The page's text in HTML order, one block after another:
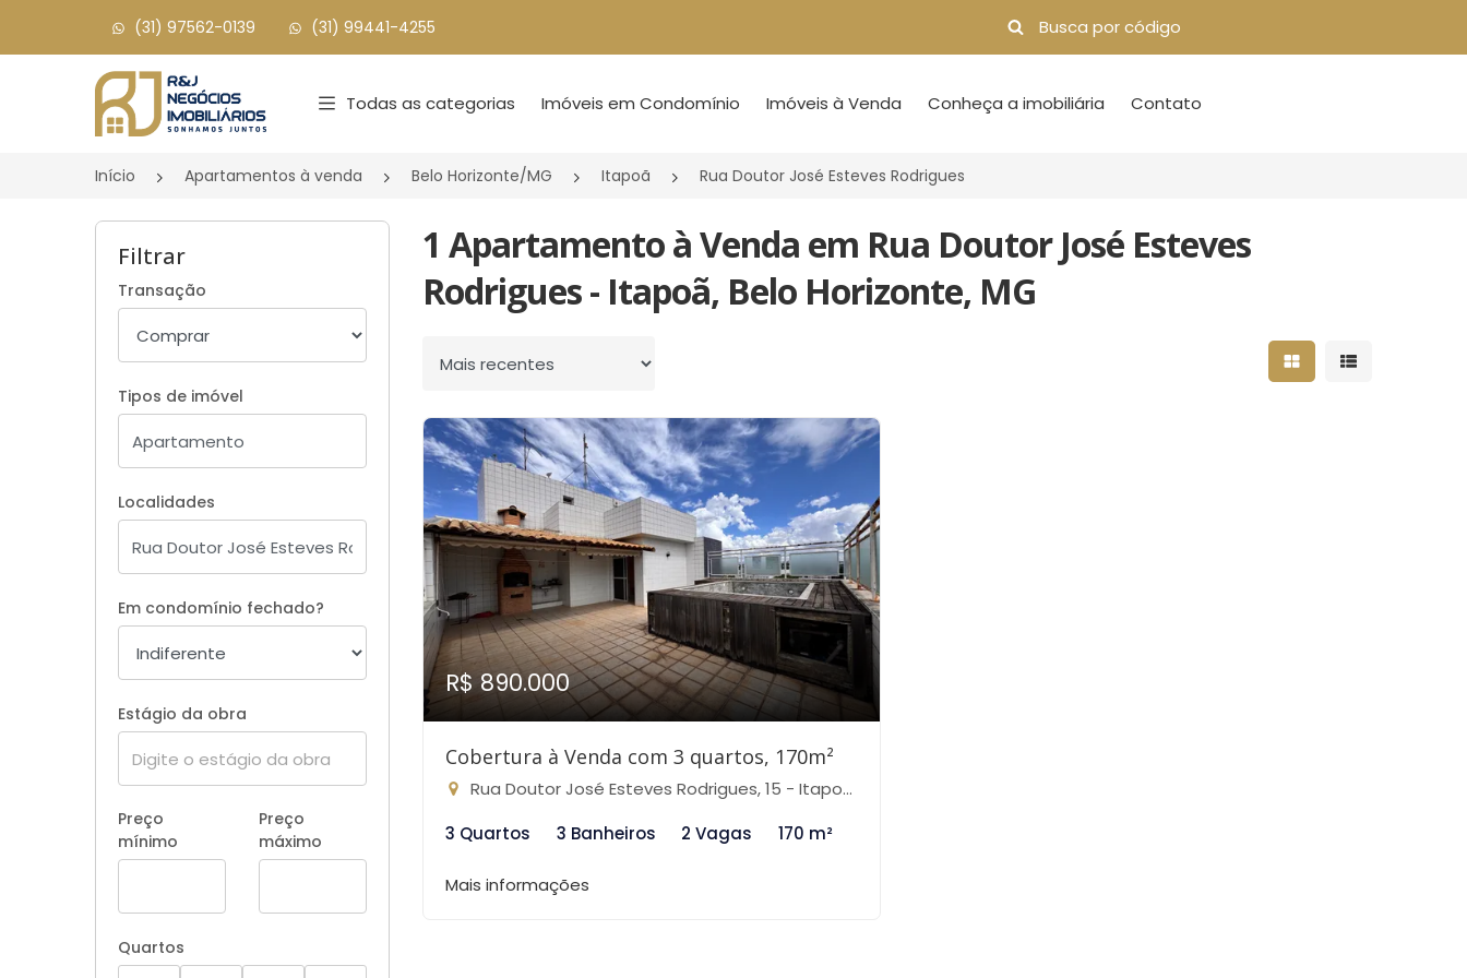
(31) 97562-0139 (31) 99441-4255
Página inicial
Todas as categorias Imóveis em Condomínio Imóveis à Venda Conheça a imobiliária Contato
Início Apartamentos à venda Belo Horizonte/MG Itapoã Rua Doutor José Esteves Rodrigues
Filtrar
Transação
Tipos de imóvel
Localidades
Em condomínio fechado?
Estágio da obra
Preço
mínimo
Preço
máximo
Quartos
1 Apartamento à Venda em Rua Doutor José Esteves
Rodrigues - Itapoã, Belo Horizonte, MG
Ordenar por Mostrar resultados
Mostrar
R$ 890.000
Cobertura à Venda com 3 quartos, 170m²
Rua Doutor José Esteves Rodrigues, 15 - Itapoã, Belo Horizonte-MG
3 Quartos
3 Banheiros 2 Vagas 170 m²
Mais informações